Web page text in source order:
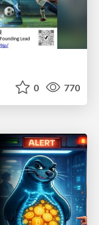
0 770